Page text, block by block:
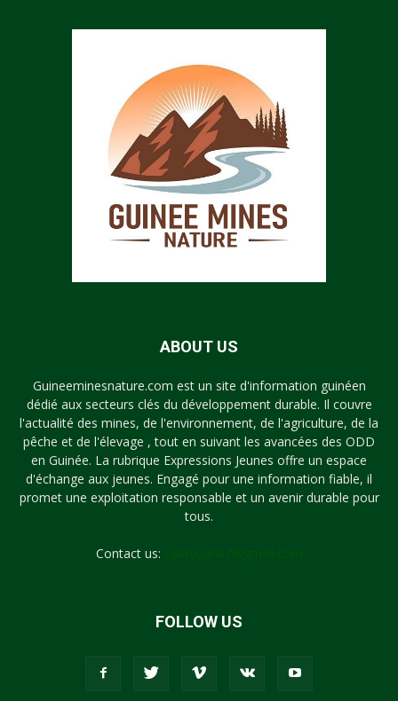
ABOUT US
Guineeminesnature.com est un site d'information guinéen
dédié aux secteurs clés du développement durable. Il couvre
l'actualité des mines, de l'environnement, de l'agriculture, de la
pêche et de l'élevage , tout en suivant les avancées des ODD
en Guinée. La rubrique Expressions Jeunes offre un espace
d'échange aux jeunes. Engagé pour une information fiable, il
promet une exploitation responsable et un avenir durable pour
tous.
Contact us:
FOLLOW US